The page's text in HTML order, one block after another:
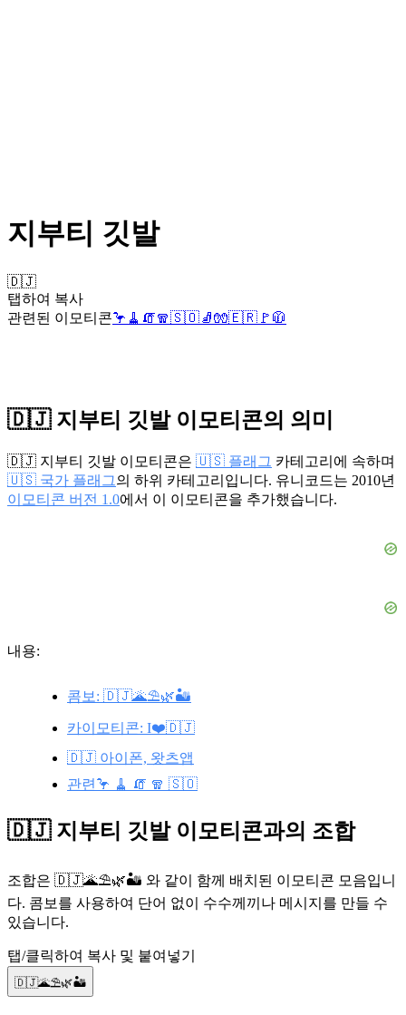
지부티 깃발
🇩🇯
탭하여 복사
관련된 이모티콘🦩 🧹 🧯🧣🇸🇴🧦🧤🇪🇷 🚩 🧥
🇩🇯 지부티 깃발 이모티콘의 의미
🇩🇯 지부티 깃발 이모티콘은 🇺🇸 플래그 카테고리에 속하며
🇺🇸 국가 플래그의 하위 카테고리입니다. 유니코드는 2010년
이모티콘 버전 1.0에서 이 이모티콘을 추가했습니다.
내용:
콤보: 🇩🇯🌋⛱️🌿🏜️
카이모티콘: I❤️🇩🇯
🇩🇯 아이폰, 왓츠앱
관련🦩 🧹 🧯 🧣 🇸🇴
🇩🇯 지부티 깃발 이모티콘과의 조합
조합은 🇩🇯🌋⛱️🌿🏜️ 와 같이 함께 배치된 이모티콘 모음입니
다. 콤보를 사용하여 단어 없이 수수께끼나 메시지를 만들 수
있습니다.
탭/클릭하여 복사 및 붙여넣기
🇩🇯🌋⛱️🌿🏜️